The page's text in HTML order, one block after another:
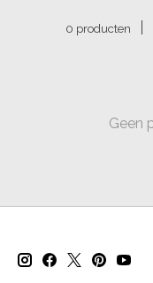
0 producten
Geen